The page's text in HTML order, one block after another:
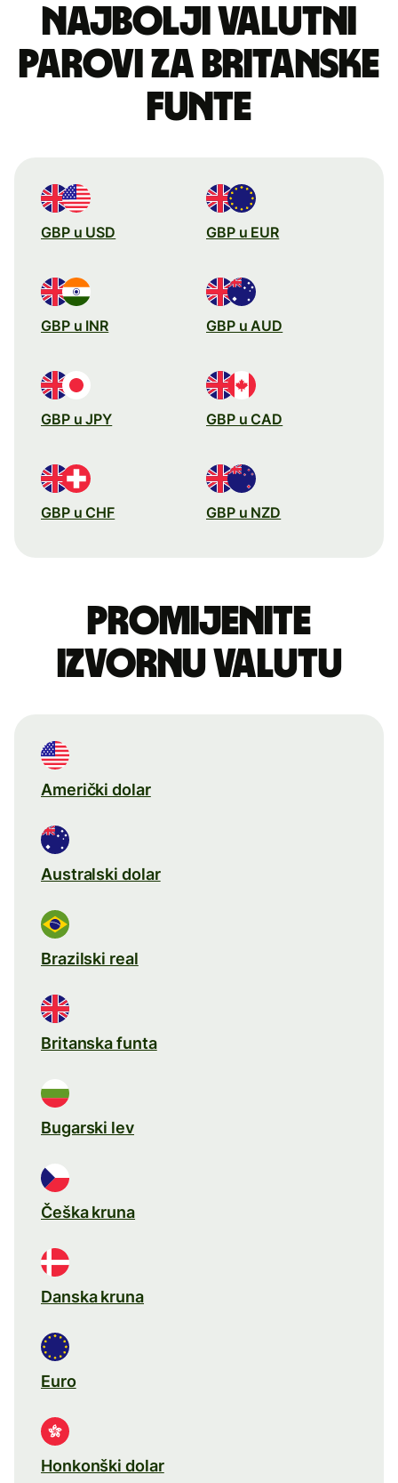
Najbolji valutni
parovi za britanske
funte
GBP u USD GBP u EUR
GBP u INR GBP u AUD
GBP u JPY GBP u CAD
GBP u CHF GBP u NZD
Promijenite
izvornu valutu
Američki dolar
Australski dolar
Brazilski real
Britanska funta
Bugarski lev
Češka kruna
Danska kruna
Euro
Honkonški dolar